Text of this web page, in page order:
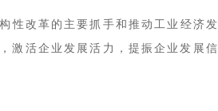
性改革的主要抓手和推动工业经济
激活企业发展活力，提振企业发展